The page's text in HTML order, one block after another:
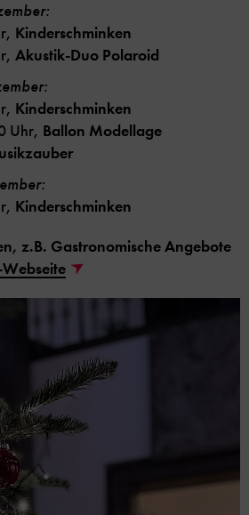
Kinderschminken
Akustik-Duo Polaroid
Kinderschminken
Uhr, Ballon Modellage
Kinderschminken
z.B. Gastronomische Angebote